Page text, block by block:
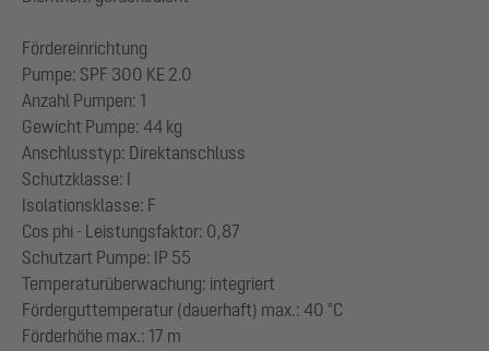
Fördereinrichtung
Pumpe: SPF 300 KE 2.0
Anzahl Pumpen: 1
Gewicht Pumpe: 44 kg
Anschlusstyp: Direktanschluss
Schutzklasse: I
Isolationsklasse: F
Cos phi - Leistungsfaktor: 0,87
Schutzart Pumpe: IP 55
Temperaturüberwachung: integriert
Förderguttemperatur (dauerhaft) max.: 40 °C
Förderhöhe max.: 17 m